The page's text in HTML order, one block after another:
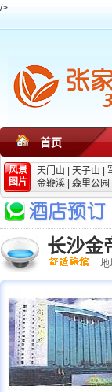
/>
首页
风景
图片
天门山 天子山
金鞭溪
森里公园
长沙金
地